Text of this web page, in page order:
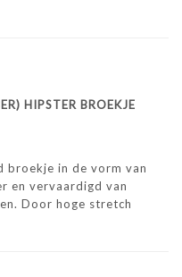
liefhebbers van stijlvolle
en partywear. Vooraf
HIPSTER BROEKJE
broekje in de vorm van
en vervaardigd van
Door hoge stretch